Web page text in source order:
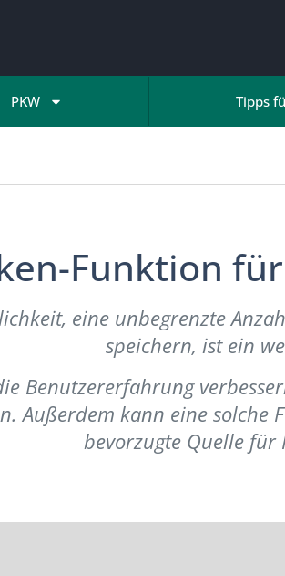
PKW Tipps
Funktion
eine unbegrenzte
speichern, ist ein
Benutzererfahrung
Außerdem kann eine solche
bevorzugte Quelle